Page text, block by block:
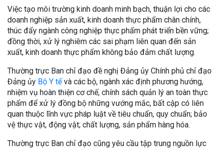
Việc tạo môi trường kinh doanh minh bạch, thuận lợi cho các
doanh nghiệp sản xuất, kinh doanh thực phẩm chân chính,
thúc đẩy ngành công nghiệp thực phẩm phát triển bền vững;
đồng thời, xử lý nghiêm các sai phạm liên quan đến sản
xuất, kinh doanh thực phẩm không bảo đảm chất lượng.
Thường trực Ban chỉ đạo đề nghị Đảng ủy Chính phủ chỉ đạo
Đảng ủy Bộ Y tếvà các bộ, ngành xác định phương hướng,
nhiệm vụ hoàn thiện cơ chế, chính sách quản lý an toàn thực
phẩm để xử lý đồng bộ những vướng mắc, bất cập có liên
quan thuộc lĩnh vực pháp luật về tiêu chuẩn, quy chuẩn; bảo
vệ thực vật, động vật; chất lượng, sản phẩm hàng hóa.
Thường trực Ban chỉ đạo cũng yêu cầu tập trung nguồn lực